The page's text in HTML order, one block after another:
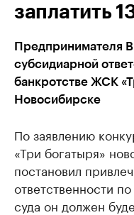
заплатить
Предпринимателя
субсидиарной
банкротстве ЖСК
Новосибирске
По заявлению
«Три богатыря»
постановил
ответственности
суда он должен